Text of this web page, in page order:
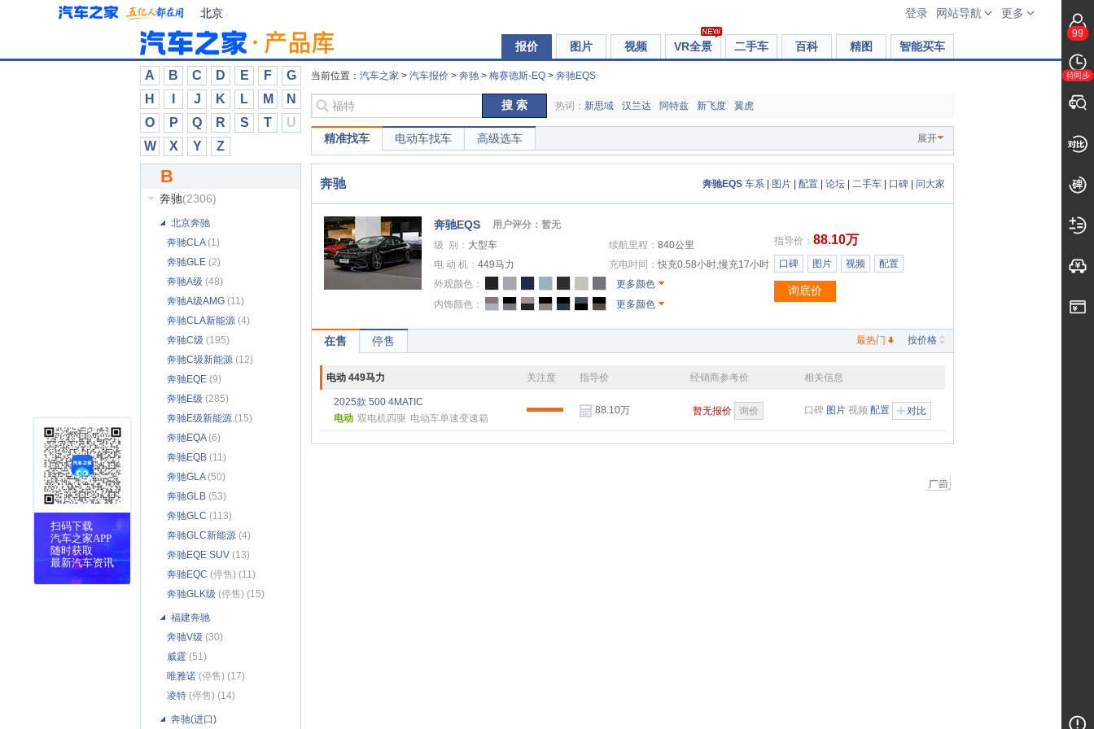
北京 登录 网站导航 更多
报价 图片 视频 VR全景 二手车 百科 精图 智能买车
A B C D E F
G
H
J K L M
N
O
P Q R S T
U
W
X Y Z
北京汽车制造厂
北京越野(204)
北汽昌河(265)
北汽道达
(3)
北汽幻速(97)
北汽瑞翔(39)
北汽泰普(7)
北汽威旺(135)
北汽新能源
奔驰(2306)
北京奔驰
奔驰CLA(1)
奔驰GLE (2)
奔驰A级 (48)
奔驰A级AMG (11)
奔驰CLA新能源 (4)
奔驰C级 (195)
奔驰C级新能源 (12)
奔驰EQE (9)
奔驰E级 (285)
奔驰E级新能源 (15)
奔驰EQA(6)
奔驰EQB (11)
奔驰GLA(50)
奔驰GLB (53)
奔驰GLC (113)
奔驰GLC新能源 (4)
奔驰EQE SUV (13)
奔驰EQC (停售) (11)
奔驰GLK级 (停售) (15)
福建奔驰
奔驰V级 (30)
威霆 (51)
唯雅诺 (停售) (17)
凌特 (停售) (14)
奔驰(进口)
B
当前位置： 汽车之家 > 汽车报价 > 奔驰 > 梅赛德斯-EQ > 奔驰EQS
搜 索 热词： 新思域 汉兰达 阿特兹 新飞度 翼虎
精准找车 电动车找车 高级选车 展开
奔驰EQS 车系 图片 配置 论坛 二手车 口碑 问大家
奔驰
奔驰EQS
用户评分：暂无
级 别： 大型车 续航里程： 840公里
电 动 机： 449马力 充电时间：快充0.58小时,慢充17小时
外观颜色：
更多颜色
内饰颜色：
更多颜色
指导价： 88.10万
口碑 图片 视频 配置
询底价
最热门 按价格
在售 停售
电动 449马力 关注度 指导价 经销商参考价 相关信息
2025款 500 4MATIC
电动 双电机四驱 电动车单速变速箱
88.10万 暂无报价 询价 口碑 图片 视频 配置 对比
扫码下载
汽车之家APP
随时获取
最新汽车资讯
99
待同步